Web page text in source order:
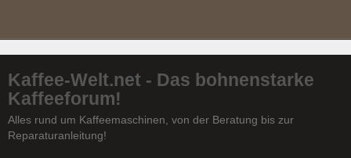
Kaffee-Welt.net - Das bohnenstarke
Kaffeeforum!
Alles rund um Kaffeemaschinen, von der Beratung bis zur
Reparaturanleitung!